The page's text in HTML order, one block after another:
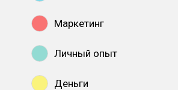
Маркетинг
Личный опыт
Деньги